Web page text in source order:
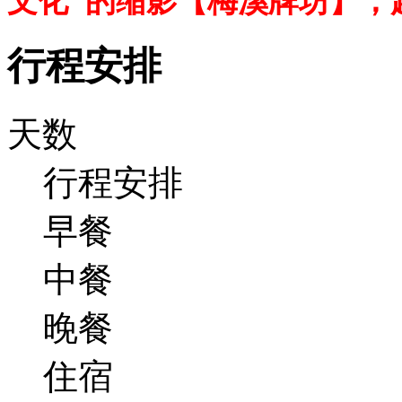
行程安排
天数
行程安排
早餐
中餐
晚餐
住宿